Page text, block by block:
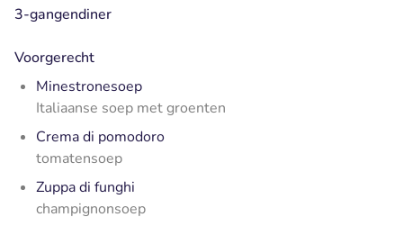
3-gangendiner
Voorgerecht
Minestronesoep
Italiaanse soep met groenten
Crema di pomodoro
tomatensoep
Zuppa di funghi
champignonsoep